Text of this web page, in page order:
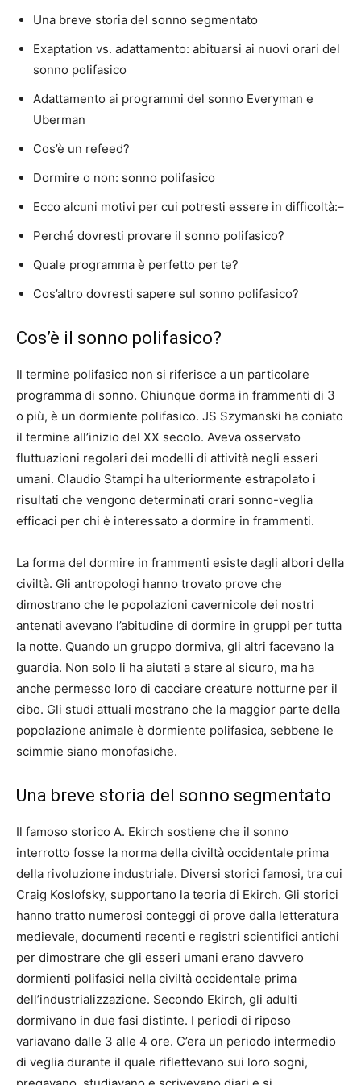
Una breve storia del sonno segmentato
Exaptation vs. adattamento: abituarsi ai nuovi orari del
sonno polifasico
Adattamento ai programmi del sonno Everyman e
Uberman
Cos’è un refeed?
Dormire o non: sonno polifasico
Ecco alcuni motivi per cui potresti essere in difficoltà:–
Perché dovresti provare il sonno polifasico?
Quale programma è perfetto per te?
Cos’altro dovresti sapere sul sonno polifasico?
Cos’è il sonno polifasico?
Il termine polifasico non si riferisce a un particolare
programma di sonno. Chiunque dorma in frammenti di 3
o più, è un dormiente polifasico. JS Szymanski ha coniato
il termine all’inizio del XX secolo. Aveva osservato
fluttuazioni regolari dei modelli di attività negli esseri
umani. Claudio Stampi ha ulteriormente estrapolato i
risultati che vengono determinati orari sonno-veglia
efficaci per chi è interessato a dormire in frammenti.
La forma del dormire in frammenti esiste dagli albori della
civiltà. Gli antropologi hanno trovato prove che
dimostrano che le popolazioni cavernicole dei nostri
antenati avevano l’abitudine di dormire in gruppi per tutta
la notte. Quando un gruppo dormiva, gli altri facevano la
guardia. Non solo li ha aiutati a stare al sicuro, ma ha
anche permesso loro di cacciare creature notturne per il
cibo. Gli studi attuali mostrano che la maggior parte della
popolazione animale è dormiente polifasica, sebbene le
scimmie siano monofasiche.
Una breve storia del sonno segmentato
Il famoso storico A. Ekirch sostiene che il sonno
interrotto fosse la norma della civiltà occidentale prima
della rivoluzione industriale. Diversi storici famosi, tra cui
Craig Koslofsky, supportano la teoria di Ekirch. Gli storici
hanno tratto numerosi conteggi di prove dalla letteratura
medievale, documenti recenti e registri scientifici antichi
per dimostrare che gli esseri umani erano davvero
dormienti polifasici nella civiltà occidentale prima
dell’industrializzazione. Secondo Ekirch, gli adulti
dormivano in due fasi distinte. I periodi di riposo
variavano dalle 3 alle 4 ore. C’era un periodo intermedio
di veglia durante il quale riflettevano sui loro sogni,